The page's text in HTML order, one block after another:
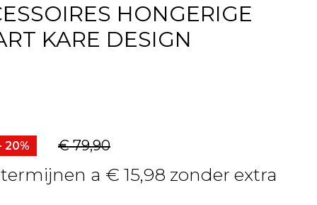
HONGERIGE
KARE DESIGN
20% € 79,90
a € 15,98 zonder extra